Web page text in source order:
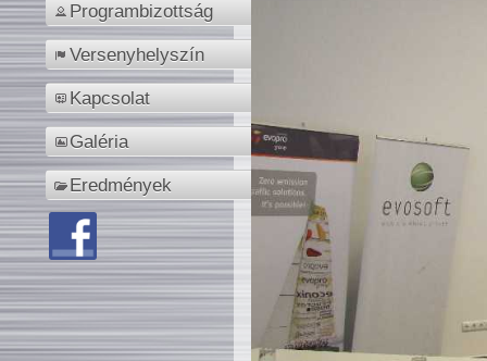
Programbizottság
Versenyhelyszín
Kapcsolat
Galéria
Eredmények